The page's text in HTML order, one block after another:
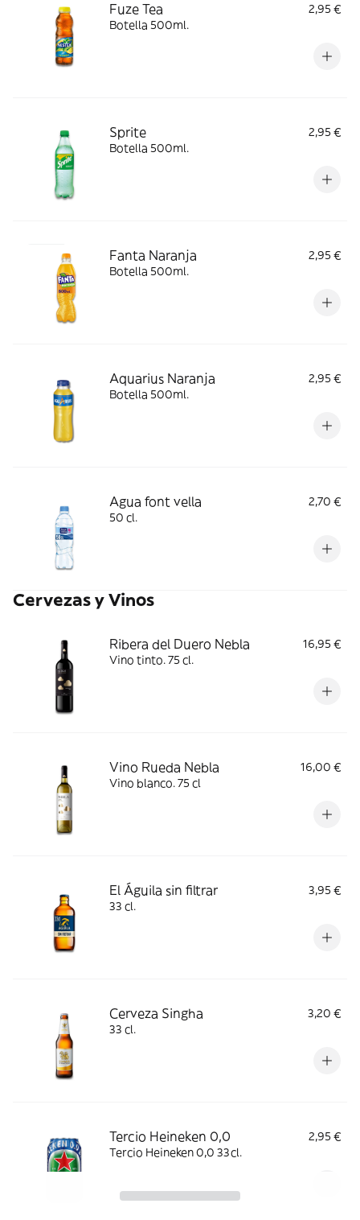
Fuze Tea
2,95 €
Botella 500ml.
Sprite
2,95 €
Botella 500ml.
Fanta Naranja
2,95 €
Botella 500ml.
Aquarius Naranja
2,95 €
Botella 500ml.
Agua font vella
2,70 €
50 cl.
Cervezas y Vinos
Ribera del Duero Nebla
16,95 €
Vino tinto. 75 cl.
Vino Rueda Nebla
16,00 €
Vino blanco. 75 cl
El Águila sin filtrar
3,95 €
33 cl.
Cerveza Singha
3,20 €
33 cl.
Tercio Heineken 0,0
2,95 €
Tercio Heineken 0,0 33cl.